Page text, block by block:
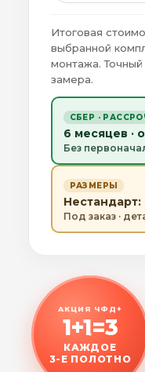
Итоговая
выбранной
монтажа.
замера.
СБЕР ·
6 месяцев ·
Без
РАЗМЕРЫ
Нестандарт:
Под заказ ·
АКЦИЯ ЧФД+
1+1=3
КАЖДОЕ
3-Е ПОЛОТНО